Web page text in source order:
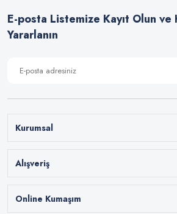
E-posta Listemize Kayıt Olun ve
Yararlanın
Kurumsal
Alışveriş
Online Kumaşım